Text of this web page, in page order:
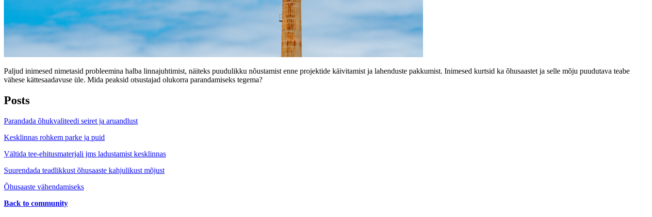
Paljud inimesed nimetasid probleemina halba linnajuhtimist, näiteks puudulikku nõustamist enne projektide käivitamist ja lahenduste pakkumist. Inimesed kurtsid ka õhusaastet ja selle mõju puudutava teabe
vähese kättesaadavuse üle. Mida peaksid otsustajad olukorra parandamiseks tegema?
Posts
Parandada õhukvaliteedi seiret ja aruandlust
Kesklinnas rohkem parke ja puid
Vältida tee-ehitusmaterjali jms ladustamist kesklinnas
Suurendada teadlikkust õhusaaste kahjulikust mõjust
Õhusaaste vähendamiseks
Back to community